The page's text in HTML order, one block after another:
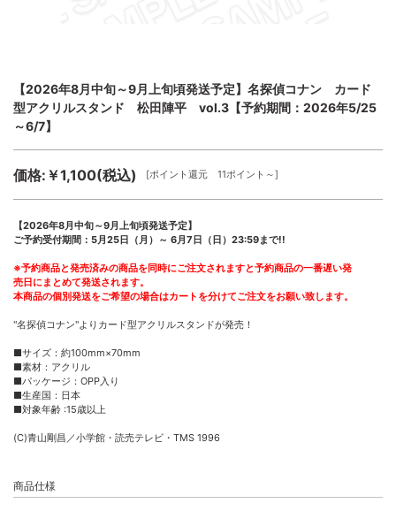
【2026年8月中旬～9月上旬頃発送予定】名探偵コナン カード
型アクリルスタンド 松田陣平 vol.3【予約期間：2026年5/25
～6/7】
価格:￥1,100(税込) [ポイント還元 11ポイント～]
【2026年8月中旬～9月上旬頃発送予定】
ご予約受付期間：5月25日（月）～ 6月7日（日）23:59まで!!
※予約商品と発売済みの商品を同時にご注文されますと予約商品の一番遅い発
売日にまとめて発送されます。
本商品の個別発送をご希望の場合はカートを分けてご注文をお願い致します。
"名探偵コナン"よりカード型アクリルスタンドが発売！
■サイズ：約100mm×70mm
■素材：アクリル
■パッケージ：OPP入り
■生産国：日本
■対象年齢 :15歳以上
(C)青山剛昌／小学館・読売テレビ・TMS 1996
商品仕様